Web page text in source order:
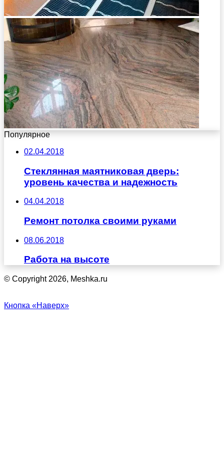
Популярное
02.04.2018
Стеклянная маятниковая дверь:
уровень качества и надежность
04.04.2018
Ремонт потолка своими руками
08.06.2018
Работа на высоте
© Copyright 2026, Meshka.ru
Кнопка «Наверх»